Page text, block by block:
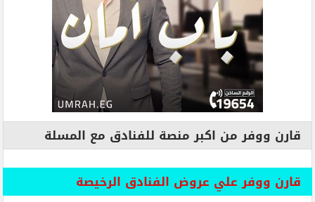
قارن ووفر من اكبر منصة للفنادق مع المسلة
قارن ووفر علي عروض الفنادق الرخيصة